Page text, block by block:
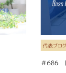
代表ブロ
＃686